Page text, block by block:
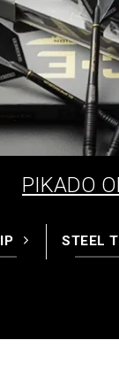
PIKADO
STEEL